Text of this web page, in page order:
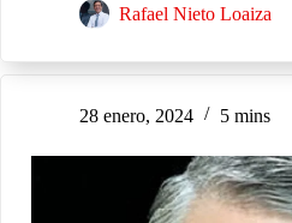
Rafael Nieto Loaiza
28 enero, 2024 5 mins